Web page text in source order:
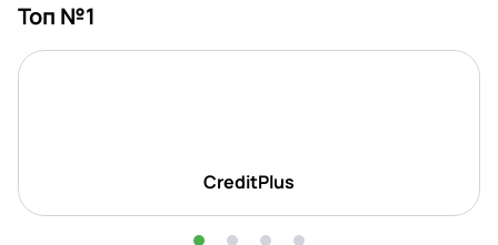
Топ №1
CreditPlus